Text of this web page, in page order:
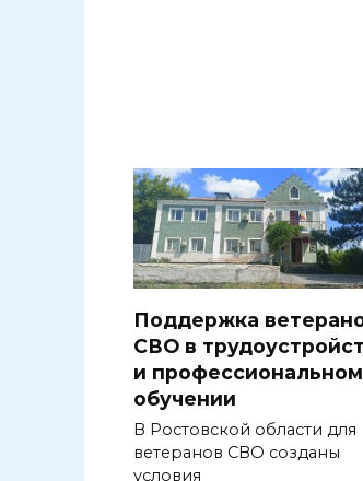
Поддержка
СВО в
и профессиональном
обучении
В Ростовской области для
ветеранов СВО созданы
условия